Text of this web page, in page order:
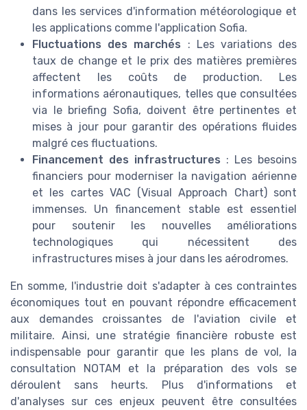
dans les services d'information météorologique et
les applications comme l'application Sofia.
Fluctuations des marchés : Les variations des
taux de change et le prix des matières premières
affectent les coûts de production. Les
informations aéronautiques, telles que consultées
via le briefing Sofia, doivent être pertinentes et
mises à jour pour garantir des opérations fluides
malgré ces fluctuations.
Financement des infrastructures : Les besoins
financiers pour moderniser la navigation aérienne
et les cartes VAC (Visual Approach Chart) sont
immenses. Un financement stable est essentiel
pour soutenir les nouvelles améliorations
technologiques qui nécessitent des
infrastructures mises à jour dans les aérodromes.
En somme, l'industrie doit s'adapter à ces contraintes
économiques tout en pouvant répondre efficacement
aux demandes croissantes de l'aviation civile et
militaire. Ainsi, une stratégie financière robuste est
indispensable pour garantir que les plans de vol, la
consultation NOTAM et la préparation des vols se
déroulent sans heurts. Plus d'informations et
d'analyses sur ces enjeux peuvent être consultées